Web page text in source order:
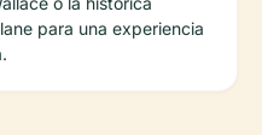
para una experiencia